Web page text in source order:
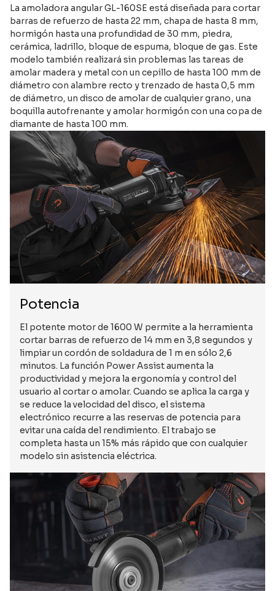
La amoladora angular GL-160SE está diseñada para cortar
barras de refuerzo de hasta 22 mm, chapa de hasta 8 mm,
hormigón hasta una profundidad de 30 mm, piedra,
cerámica, ladrillo, bloque de espuma, bloque de gas. Este
modelo también realizará sin problemas las tareas de
amolar madera y metal con un cepillo de hasta 100 mm de
diámetro con alambre recto y trenzado de hasta 0,5 mm
de diámetro, un disco de amolar de cualquier grano, una
boquilla autofrenante y amolar hormigón con una copa de
diamante de hasta 100 mm.
Potencia
El potente motor de 1600 W permite a la herramienta
cortar barras de refuerzo de 14 mm en 3,8 segundos y
limpiar un cordón de soldadura de 1 m en sólo 2,6
minutos. La función Power Assist aumenta la
productividad y mejora la ergonomía y control del
usuario al cortar o amolar. Cuando se aplica la carga y
se reduce la velocidad del disco, el sistema
electrónico recurre a las reservas de potencia para
evitar una caída del rendimiento. El trabajo se
completa hasta un 15% más rápido que con cualquier
modelo sin asistencia eléctrica.